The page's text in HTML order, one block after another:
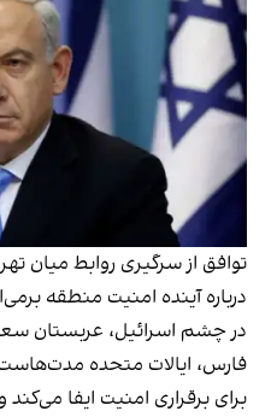
توافق از سرگیری روابط میان
درباره آینده امنیت منطقه
در چشم اسرائیل، عربستان
فارس، ایالات متحده
برای برقراری امنیت ایفا